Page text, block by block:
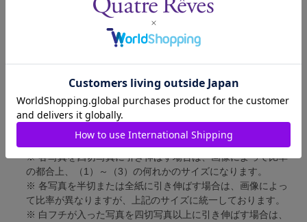
短辺 213mm × 長辺 305mm
短辺 254mm × 長辺 305mm
短辺 402mm × 長辺 559mm
写真のサイズにつきまして、下記の件も併せてご了承ください。
※ 各写真を四切写真に引き伸ばす場合は、画像によって比率
の都合上、（1）～（3）の何れかのサイズになります。
※ 各写真を半切または全紙に引き伸ばす場合は、画像によっ
て比率が異なりますが、上記のサイズに統一しております。
※ 白フチが入った写真を四切写真以上に引き伸ばす場合は、